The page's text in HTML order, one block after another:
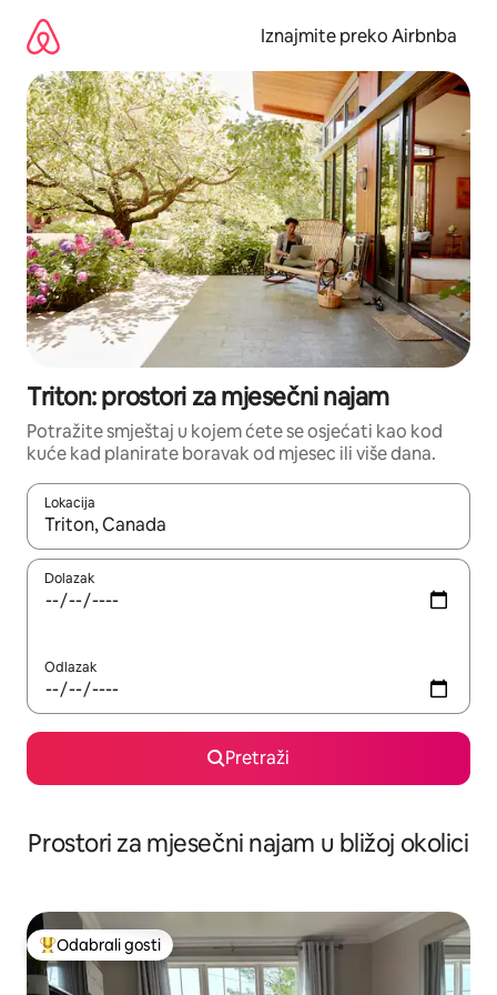
sadržaj
Iznajmite preko Airbnba
Triton: prostori za mjesečni najam
Potražite smještaj u kojem ćete se osjećati kao kod
kuće kad planirate boravak od mjesec ili više dana.
Lokacija
Kada budu dostupni rezultati, moći ćete ih pregledati
Dolazak
Odlazak
Pretraži
Prostori za mjesečni najam u bližoj okolici
Među najviše rangiranima s oznakom „Odabrali gosti”
Odabrali gosti